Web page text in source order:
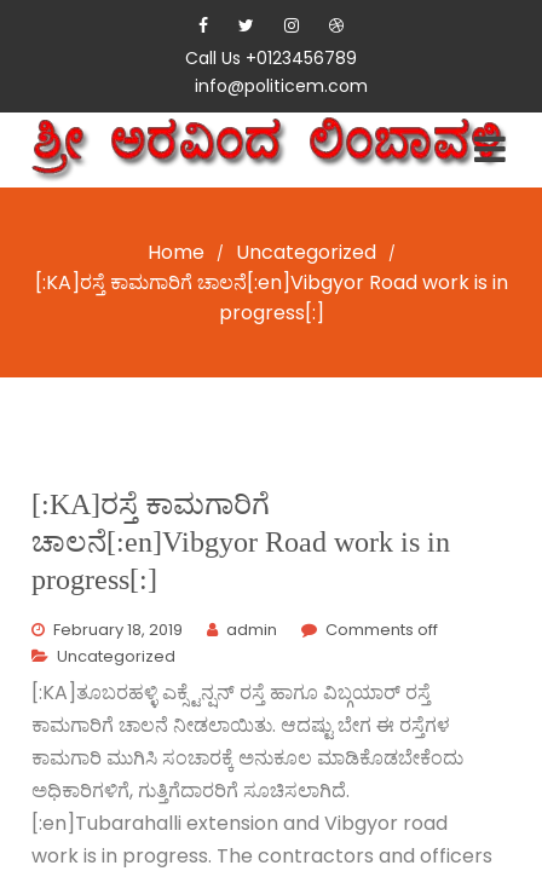
Call Us +0123456789
info@politicem.com
Home / Uncategorized /
[:KA]ರಸ್ತೆ ಕಾಮಗಾರಿಗೆ ಚಾಲನೆ[:en]Vibgyor Road work is in
progress[:]
[:KA]ರಸ್ತೆ ಕಾಮಗಾರಿಗೆ
ಚಾಲನೆ[:en]Vibgyor Road work is in
progress[:]
February 18, 2019 admin
Comments off
Uncategorized
[:KA]ತೂಬರಹಳ್ಳಿ ಎಕ್ಸ್ಟೆನ್ಷನ್ ರಸ್ತೆ ಹಾಗೂ ವಿಬ್ಗಯಾರ್ ರಸ್ತೆ
ಕಾಮಗಾರಿಗೆ ಚಾಲನೆ ನೀಡಲಾಯಿತು‌. ಆದಷ್ಟು ಬೇಗ ಈ ರಸ್ತೆಗಳ
ಕಾಮಗಾರಿ ಮುಗಿಸಿ ಸಂಚಾರಕ್ಕೆ ಅನುಕೂಲ ಮಾಡಿಕೊಡಬೇಕೆಂದು
ಅಧಿಕಾರಿಗಳಿಗೆ, ಗುತ್ತಿಗೆದಾರರಿಗೆ ಸೂಚಿಸಲಾಗಿದೆ.
[:en]Tubarahalli extension and Vibgyor road
work is in progress. The contractors and officers